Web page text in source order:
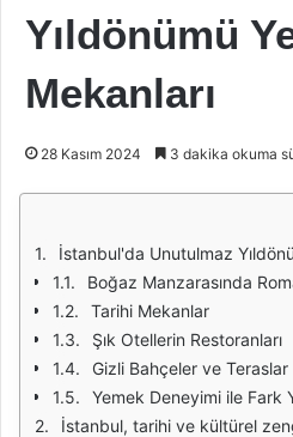
Yıldönümü
Mekanları
28 Kasım 2024 3 dakika okuma
İstanbul'da Unutulmaz
Boğaz Manzarasında
Tarihi Mekanlar
Şık Otellerin Restoranları
Gizli Bahçeler ve Teraslar
Yemek Deneyimi ile Fark
İstanbul, tarihi ve kültürel zenginlikleri ile dolu bir şehir olmasının yanı sıra, romantik bir atmosferde özel anlarınızı kutlayabileceğiniz birçok restoran ve mekana ev sahipliği yapıyor. Yıldönümünüzü kutlamak için seçkin bir yer